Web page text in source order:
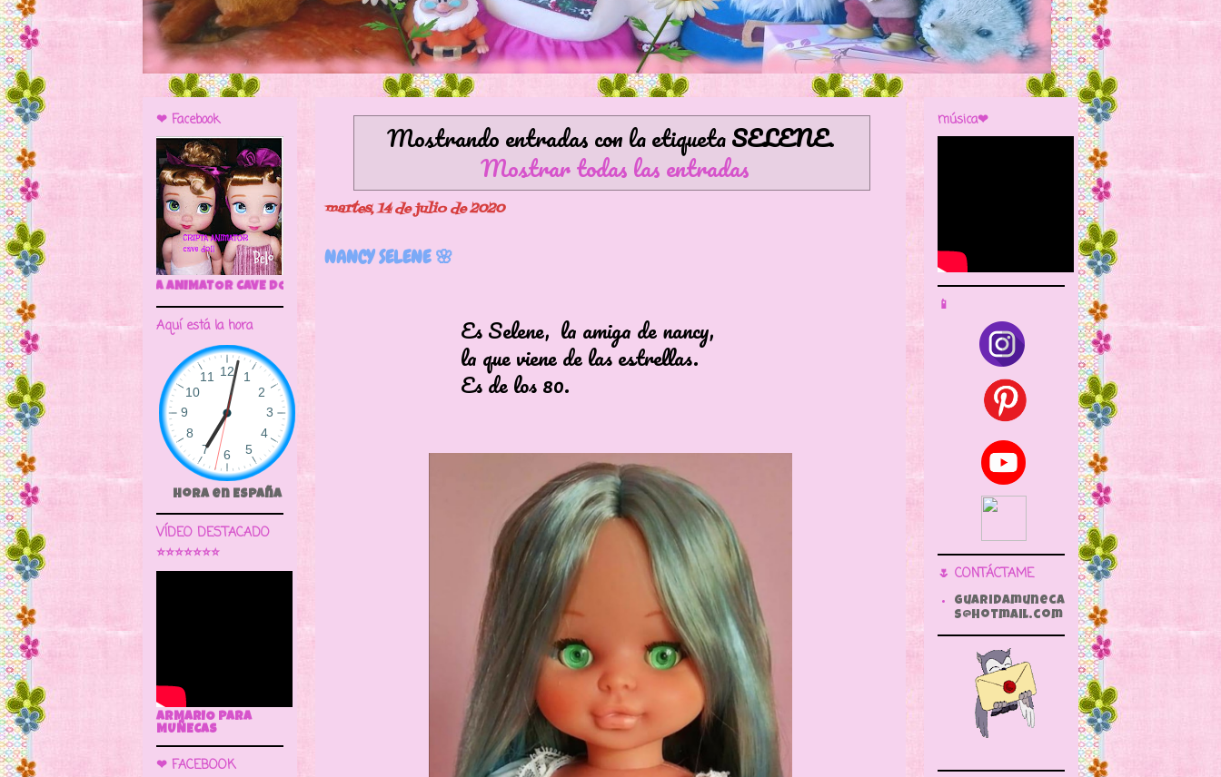
Mostrando entradas con la etiquetaSELENE.
Mostrar todas las entradas
martes, 14 de julio de 2020
NANCY SELENE 🌸
Es Selene, la amiga de nancy,
la que viene de las estrellas.
Es de los 80.
❤ Facebook
ANIMATOR CAVE DOLL
Aquí está la hora
Hora en España
VÍDEO DESTACADO
⭐⭐⭐⭐⭐⭐⭐
ARMARIO PARA
MUÑECAS
❤ FACEBOOK
música❤
📱
🌷 CONTÁCTAME
guaridamuneca
s@hotmail.com